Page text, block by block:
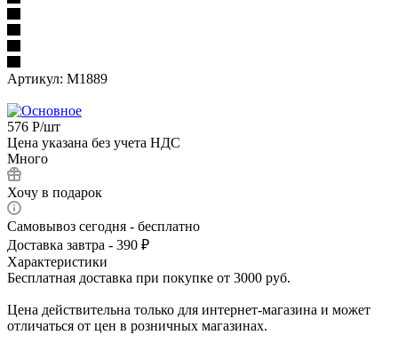
Артикул: М1889
576 Р/шт
Цена указана без учета НДС
Много
Хочу в подарок
Самовывоз сегодня - бесплатно
Доставка завтра - 390 ₽
Характеристики
Бесплатная доставка при покупке от 3000 руб.
Цена действительна только для интернет-магазина и может
отличаться от цен в розничных магазинах.